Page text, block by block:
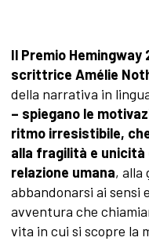
Il Premio Hemingway
scrittrice Amélie
della narrativa in
– spiegano le
ritmo irresistibile,
alla fragilità e unicità
relazione umana, alla
abbandonarsi ai sensi
avventura che
vita in cui si scopre la